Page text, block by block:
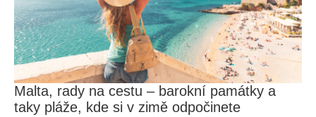
Malta, rady na cestu – barokní památky a
taky pláže, kde si v zimě odpočinete